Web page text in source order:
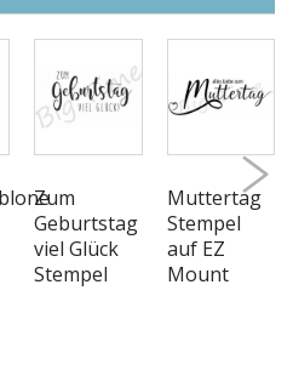
Zum
Geburtstag
viel Glück
Stempel
Muttertag
Stempel
auf EZ
Mount